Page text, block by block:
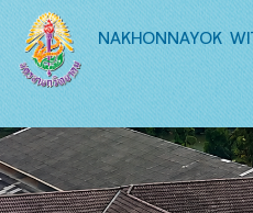
NAKHONNAYOK